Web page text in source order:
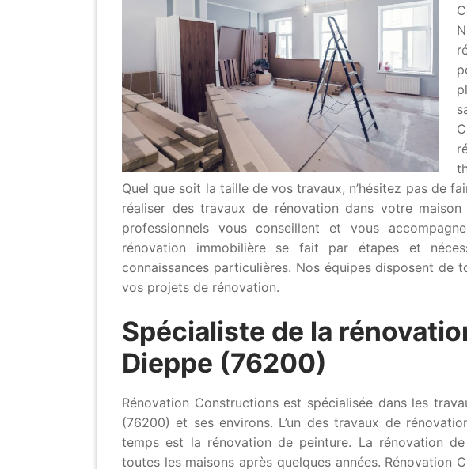
Quel que soit la taille de vos travaux, n’hésitez pas de
réaliser des travaux de rénovation dans votre
professionnels vous conseillent et vous
rénovation immobilière se fait par étapes et
connaissances particulières. Nos équipes disposent de
vos projets de rénovation.
Spécialiste de la
Dieppe (76200)
Rénovation Constructions est spécialisée dans les
(76200) et ses environs. L’un des travaux de
temps est la rénovation de peinture. La rénovation
toutes les maisons après quelques années. Rénovation